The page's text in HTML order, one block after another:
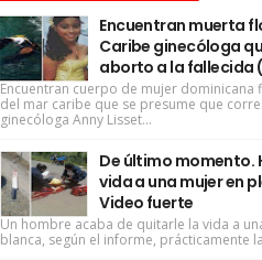
Encuentran muerta
Caribe ginecóloga
aborto a la fallecida
Encuentran cuerpo de mujer dominicana
del mar caribe que se presume que
ginecóloga Anny Lisset...
De último momento.
vida a una mujer en
Video fuerte
Un hombre acaba de quitarle la vida a
blanca, según el informe, prácticamente